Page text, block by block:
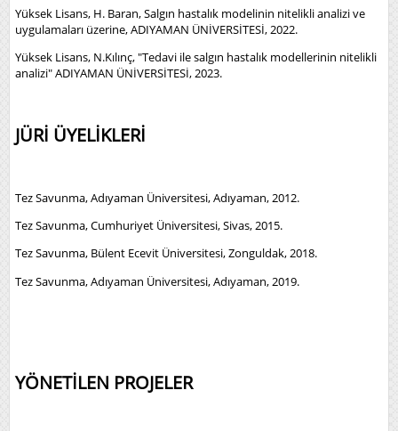
Yüksek Lisans, H. Baran, Salgın hastalık modelinin nitelikli analizi ve
uygulamaları üzerine, ADIYAMAN ÜNİVERSİTESİ, 2022.
Yüksek Lisans, N.Kılınç, "Tedavi ile salgın hastalık modellerinin nitelikli
analizi" ADIYAMAN ÜNİVERSİTESİ, 2023.
JÜRİ ÜYELİKLERİ
Tez Savunma, Adıyaman Üniversitesi, Adıyaman, 2012.
Tez Savunma, Cumhuriyet Üniversitesi, Sivas, 2015.
Tez Savunma, Bülent Ecevit Üniversitesi, Zonguldak, 2018.
Tez Savunma, Adıyaman Üniversitesi, Adıyaman, 2019.
YÖNETİLEN PROJELER